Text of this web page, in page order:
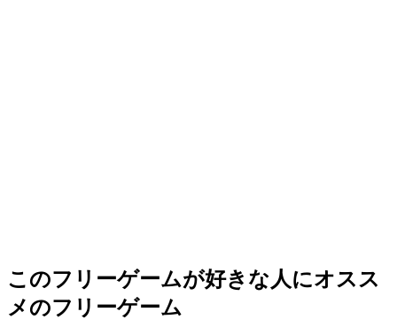
このフリーゲームが好きな人にオスス
メのフリーゲーム